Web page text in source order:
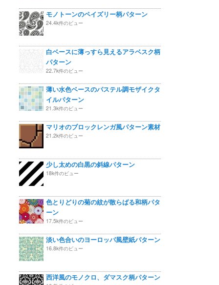
モノトーンのペイズリー柄パターン
24.4k件のビュー
白ベースに薄っすら見えるアラベスク柄
パターン
22.7k件のビュー
薄い水色ベースのパステル調モザイクタ
イルパターン
21.3k件のビュー
マリオのブロックレンガ風パターン素材
21.2k件のビュー
少し太めの白黒の斜線パターン
18k件のビュー
色とりどりの菊の紋が散らばる和柄パタ
ーン
17.5k件のビュー
淡い色合いのヨーロッパ風壁紙パターン
16.8k件のビュー
西洋風のモノクロ、ダマスク柄パターン